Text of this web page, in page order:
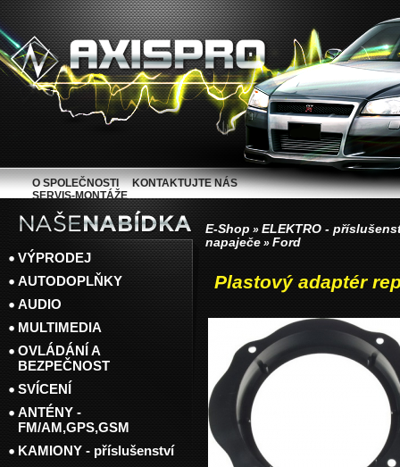
E-Shop » ELEKTRO -
napaječe » Ford
Plastový adaptér
VÝPRODEJ
AUTODOPLŇKY
AUDIO
MULTIMEDIA
OVLÁDÁNÍ A
BEZPEČNOST
SVÍCENÍ
ANTÉNY -
FM/AM,GPS,GSM
KAMIONY - příslušenství
O SPOLEČNOSTI
KONTAKTUJTE NÁS
SERVIS-MONTÁŽE